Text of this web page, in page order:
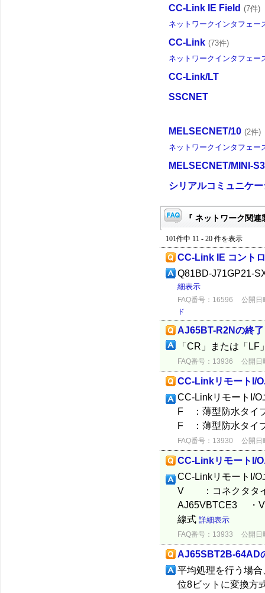
CC-Link IE Field (7件)
ネットワークインタフェー
CC-Link (73件)
ネットワークインタフェー
CC-Link/LT
SSCNET
MELSECNET/10 (2件)
ネットワークインタフェー
MELSECNET/MINI-S3
シリアルコミュニケ
『 ネットワーク関
101件中 11 - 20 件を表示
CC-Link IE コント
Q81BD-J71GP21-
細表示
FAQ番号：16596
公開日
ド
AJ65BT-R2Nの終
「CR」または「
FAQ番号：13936 公開日
CC-LinkリモートI/
CC-LinkリモートI/
F ：薄型防水タイ
F ：薄型防水タイ
FAQ番号：13930 公開日
CC-LinkリモートI/
CC-LinkリモートI/
V ：コネクタタイ
AJ65VBTCE3 ・
線式 詳細表示
FAQ番号：13933 公開日
AJ65SBT2B-64AD
平均処理を行う場
位8ビットに変換方